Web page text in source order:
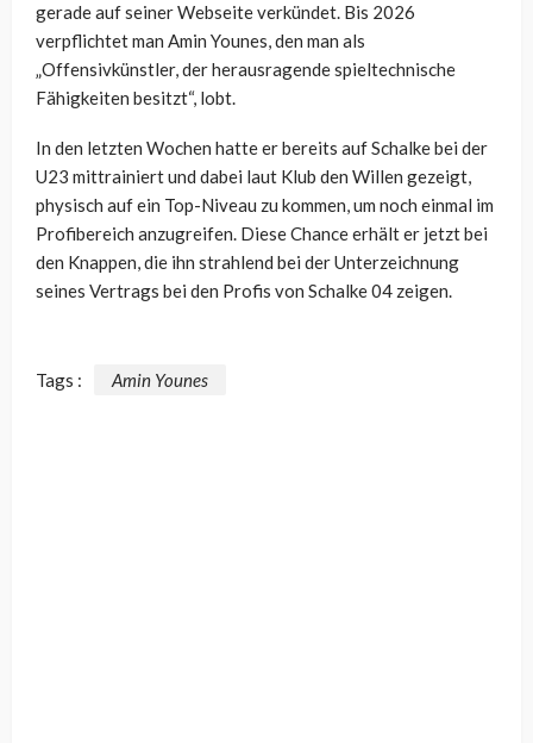
gerade auf seiner Webseite verkündet. Bis 2026
verpflichtet man Amin Younes, den man als
„Offensivkünstler, der herausragende spieltechnische
Fähigkeiten besitzt“, lobt.
In den letzten Wochen hatte er bereits auf Schalke bei der
U23 mittrainiert und dabei laut Klub den Willen gezeigt,
physisch auf ein Top-Niveau zu kommen, um noch einmal im
Profibereich anzugreifen. Diese Chance erhält er jetzt bei
den Knappen, die ihn strahlend bei der Unterzeichnung
seines Vertrags bei den Profis von Schalke 04 zeigen.
Tags : Amin Younes